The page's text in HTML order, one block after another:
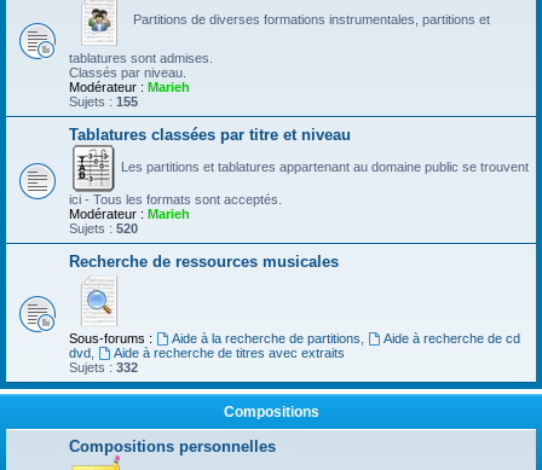
Partitions de diverses formations instrumentales, partitions et
tablatures sont admises.
Classés par niveau.
Modérateur : Marieh
Sujets : 155
Tablatures classées par titre et niveau
Les partitions et tablatures appartenant au domaine public se trouvent
ici - Tous les formats sont acceptés.
Modérateur : Marieh
Sujets : 520
Recherche de ressources musicales
Sous-forums : Aide à la recherche de partitions
Aide à recherche de cd
dvd
Aide à recherche de titres avec extraits
Sujets : 332
Compositions
Compositions personnelles